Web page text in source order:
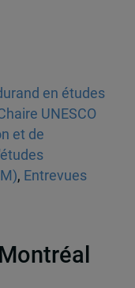
en études
UNESCO
et de
, Entrevues